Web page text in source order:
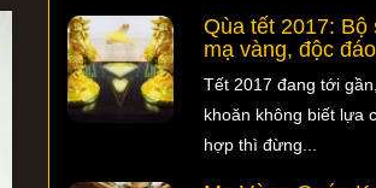
Qùa tết 2017:
mạ vàng, độc
Tết 2017 đang tới
khoăn không biết lựa
hợp thì đừng...